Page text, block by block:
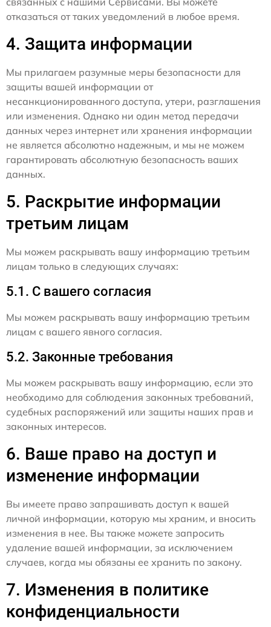
отказаться от таких уведомлений в любое время.
4. Защита информации
Мы прилагаем разумные меры безопасности для
защиты вашей информации от
несанкционированного доступа, утери, разглашения
или изменения. Однако ни один метод передачи
данных через интернет или хранения информации
не является абсолютно надежным, и мы не можем
гарантировать абсолютную безопасность ваших
данных.
5. Раскрытие информации
третьим лицам
Мы можем раскрывать вашу информацию третьим
лицам только в следующих случаях:
5.1. С вашего согласия
Мы можем раскрывать вашу информацию третьим
лицам с вашего явного согласия.
5.2. Законные требования
Мы можем раскрывать вашу информацию, если это
необходимо для соблюдения законных требований,
судебных распоряжений или защиты наших прав и
законных интересов.
6. Ваше право на доступ и
изменение информации
Вы имеете право запрашивать доступ к вашей
личной информации, которую мы храним, и вносить
изменения в нее. Вы также можете запросить
удаление вашей информации, за исключением
случаев, когда мы обязаны ее хранить по закону.
7. Изменения в политике
конфиденциальности